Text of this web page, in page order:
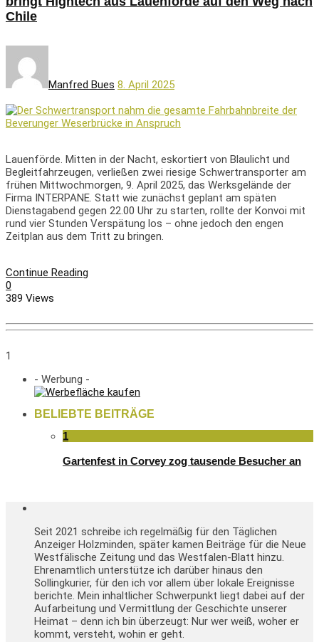
Chile
Manfred Bues 8. April 2025
Lauenförde. Mitten in der Nacht, eskortiert von Blaulicht und
Begleitfahrzeugen, verließen zwei riesige Schwertransporter am
frühen Mittwochmorgen, 9. April 2025, das Werksgelände der
Firma INTERPANE. Statt wie zunächst geplant am späten
Dienstagabend gegen 22.00 Uhr zu starten, rollte der Konvoi mit
rund vier Stunden Verspätung los – ohne jedoch den engen
Zeitplan aus dem Tritt zu bringen.
Continue Reading
0
389 Views
1
- Werbung -
BELIEBTE BEITRÄGE
1
Gartenfest in Corvey zog tausende Besucher an
Seit 2021 schreibe ich regelmäßig für den Täglichen
Anzeiger Holzminden, später kamen Beiträge für die Neue
Westfälische Zeitung und das Westfalen-Blatt hinzu.
Ehrenamtlich unterstütze ich darüber hinaus den
Sollingkurier, für den ich vor allem über lokale Ereignisse
berichte. Mein inhaltlicher Schwerpunkt liegt dabei auf der
Aufarbeitung und Vermittlung der Geschichte unserer
Heimat – denn ich bin überzeugt: Nur wer weiß, woher er
kommt, versteht, wohin er geht.